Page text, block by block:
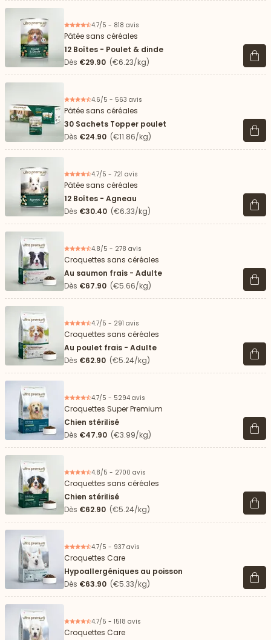
4.7/5 - 818 avis
Pâtée sans céréales
12 Boîtes - Poulet & dinde
Dès €29.90 (€6.23/kg) Voir
4.6/5 - 563 avis
Pâtée sans céréales
30 Sachets Topper poulet
Dès €24.90 (€11.86/kg) Voir
4.7/5 - 721 avis
Pâtée sans céréales
12 Boîtes - Agneau
Dès €30.40 (€6.33/kg) Voir
4.8/5 - 278 avis
Croquettes sans céréales
Au saumon frais - Adulte
Dès €67.90 (€5.66/kg) Voir
4.7/5 - 291 avis
Croquettes sans céréales
Au poulet frais - Adulte
Dès €62.90 (€5.24/kg) Voir
4.7/5 - 5294 avis
Croquettes Super Premium
Chien stérilisé
Dès €47.90 (€3.99/kg) Voir
4.8/5 - 2700 avis
Croquettes sans céréales
Chien stérilisé
Dès €62.90 (€5.24/kg) Voir
4.7/5 - 937 avis
Croquettes Care
Hypoallergéniques au poisson
Dès €63.90 (€5.33/kg) Voir
4.7/5 - 1518 avis
Croquettes Care